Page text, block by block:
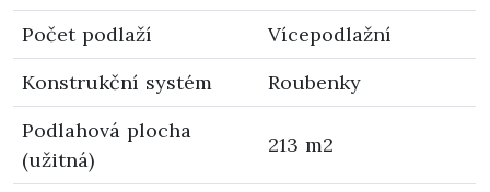
Počet podlaží
Vícepodlažní
Konstrukční systém
Roubenky
Podlahová plocha
(užitná)
213 m2